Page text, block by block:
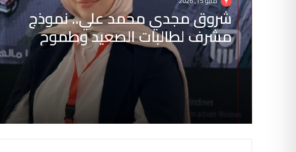
شروق مجدي محمد علي.. نموذج
مشرف لطالبات الصعيد وطموح
يقود لتطوير العلاج الطبيعي 2026